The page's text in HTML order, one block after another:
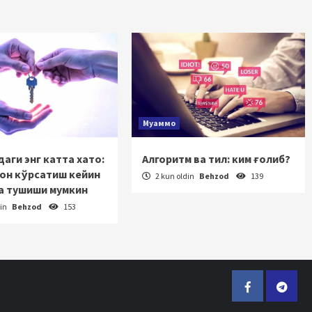
энг катта хато:
кўрсатиш кейин
тушиши мумкин
Behzod 153
Муаммо
Алгоритм ва тил: ким ғолиб?
2 kun oldin Behzod 139
Facebook